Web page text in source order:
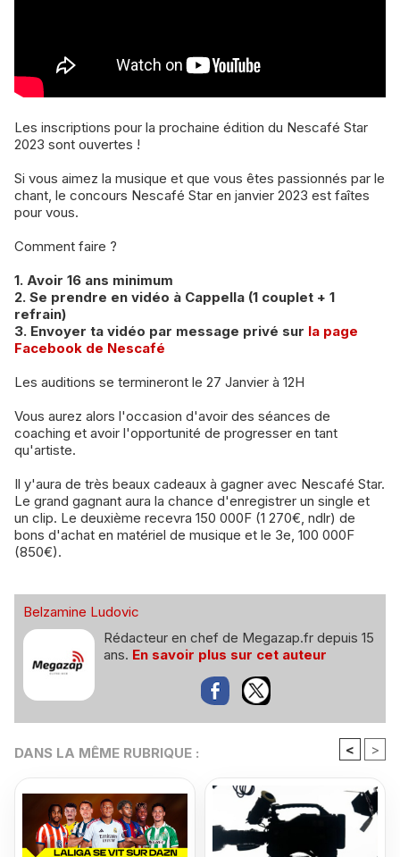
Les inscriptions pour la prochaine édition du Nescafé Star
2023 sont ouvertes !
Si vous aimez la musique et que vous êtes passionnés par le
chant, le concours Nescafé Star en janvier 2023 est faîtes
pour vous.
Comment faire ?
1. Avoir 16 ans minimum
2. Se prendre en vidéo à Cappella (1 couplet + 1
refrain)
3. Envoyer ta vidéo par message privé sur la page
Facebook de Nescafé
Les auditions se termineront le 27 Janvier à 12H
Vous aurez alors l'occasion d'avoir des séances de
coaching et avoir l'opportunité de progresser en tant
qu'artiste.
Il y'aura de très beaux cadeaux à gagner avec Nescafé Star.
Le grand gagnant aura la chance d'enregistrer un single et
un clip. Le deuxième recevra 150 000F (1 270€, ndlr) de
bons d'achat en matériel de musique et le 3e, 100 000F
(850€).
Belzamine Ludovic
Rédacteur en chef de Megazap.fr depuis 15
ans. En savoir plus sur cet auteur
DANS LA MÊME RUBRIQUE : < >